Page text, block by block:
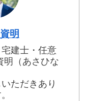
明
建士・任意
明（あさひな
ただきあり